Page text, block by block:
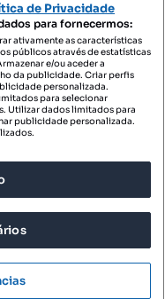
S.A.
de Privacidade
para fornecermos:
ativamente as características
públicos através de estatísticas
e/ou aceder a
da publicidade. Criar perfis
personalizada.
para selecionar
Utilizar dados limitados para
publicidade personalizada.